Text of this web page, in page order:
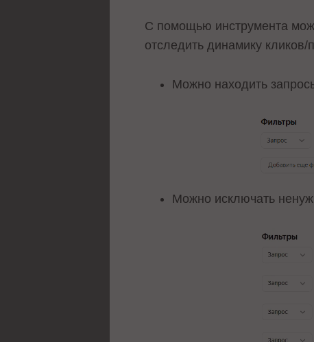
С помощью инструмента
отследить динамику кликов/
Можно находить
Можно исключать